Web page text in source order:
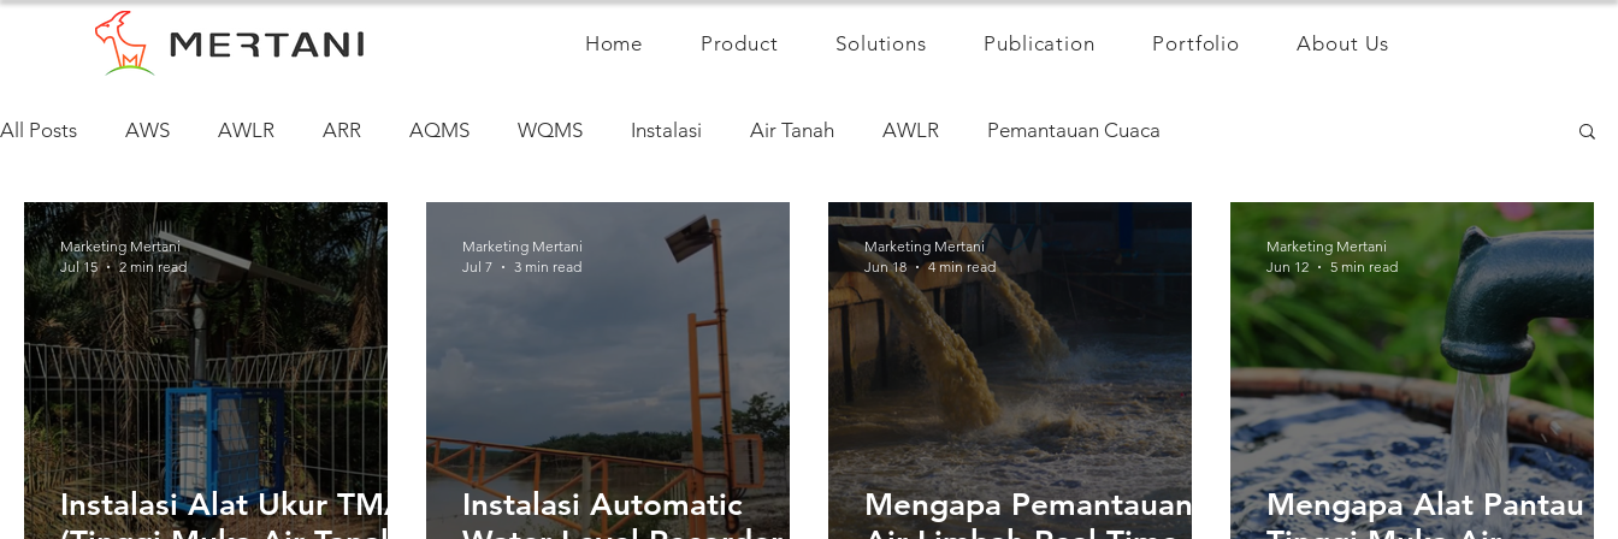
Home Product Solutions Publication Portfolio About Us
All Posts AWS AWLR ARR AQMS WQMS Instalasi Air Tanah AWLR Pemantauan Cuaca
Instalasi Alat Ukur TMAT
Marketing Mertani
Jul 15
2 min read
Instalasi Automatic
Marketing Mertani
Jul 7
3 min read
Mengapa Pemantauan
Marketing Mertani
Jun 18
4 min read
Mengapa Alat Pantau
Marketing Mertani
Jun 12
5 min read